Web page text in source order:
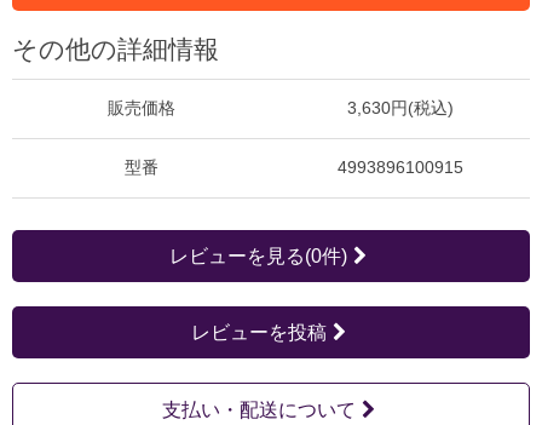
その他の詳細情報
販売価格 3,630円(税込)
型番 4993896100915
レビューを見る(0件)
レビューを投稿
支払い・配送について